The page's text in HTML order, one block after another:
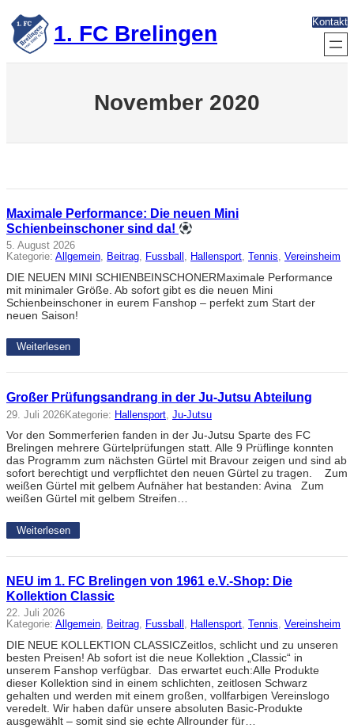
Zum
Inhalt
springen 1. FC Brelingen Kontakt
November 2020
Maximale Performance: Die neuen Mini
Schienbeinschoner sind da!
5. August 2026
Kategorie: Allgemein, Beitrag, Fussball , Hallensport, Tennis, Vereinsheim
DIE NEUEN MINI SCHIENBEINSCHONERMaximale Performance
mit minimaler Größe. Ab sofort gibt es die neuen Mini
Schienbeinschoner in eurem Fanshop – perfekt zum Start der
neuen Saison!
Weiterlesen
Großer Prüfungsandrang in der Ju-Jutsu Abteilung
29. Juli 2026Kategorie: Hallensport Ju-Jutsu
Vor den Sommerferien fanden in der Ju-Jutsu Sparte des FC
Brelingen mehrere Gürtelprüfungen statt. Alle 9 Prüflinge konnten
das Programm zum nächsten Gürtel mit Bravour zeigen und sind ab
sofort berechtigt und verpflichtet den neuen Gürtel zu tragen. Zum
weißen Gürtel mit gelbem Aufnäher hat bestanden: Avina Zum
weißen Gürtel mit gelbem Streifen…
Weiterlesen
NEU im 1. FC Brelingen von 1961 e.V.-Shop: Die
Kollektion Classic
22. Juli 2026
Kategorie: Allgemein, Beitrag, Fussball , Hallensport, Tennis, Vereinsheim
DIE NEUE KOLLEKTION CLASSICZeitlos, schlicht und zu unseren
besten Preisen! Ab sofort ist die neue Kollektion „Classic“ in
unserem Fanshop verfügbar. Das erwartet euch:Alle Produkte
dieser Kollektion sind in einem schlichten, zeitlosen Schwarz
gehalten und werden mit einem großen, vollfarbigen Vereinslogo
veredelt. Wir haben dafür unsere absoluten Basic-Produkte
ausgewählt – somit sind sie echte Allrounder für…